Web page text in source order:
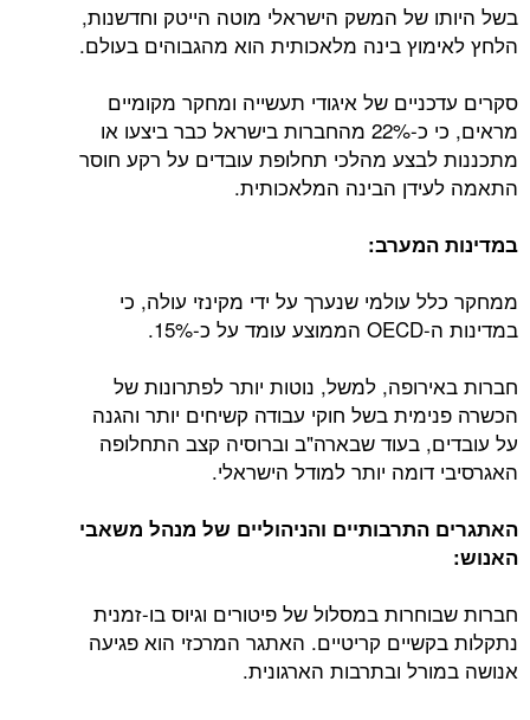
בשל היותו של המשק הישראלי מוטה הייטק וחדשנות,
הלחץ לאימוץ בינה מלאכותית הוא מהגבוהים בעולם.
סקרים עדכניים של איגודי תעשייה ומחקר מקומיים
מראים, כי כ-22% מהחברות בישראל כבר ביצעו או
מתכננות לבצע מהלכי תחלופת עובדים על רקע חוסר
התאמה לעידן הבינה המלאכותית.
במדינות המערב:
ממחקר כלל עולמי שנערך על ידי מקינזי עולה, כי
במדינות ה-OECD הממוצע עומד על כ-15%.
חברות באירופה, למשל, נוטות יותר לפתרונות של
הכשרה פנימית בשל חוקי עבודה קשיחים יותר והגנה
על עובדים, בעוד שבארה"ב וברוסיה קצב התחלופה
האגרסיבי דומה יותר למודל הישראלי.
האתגרים התרבותיים והניהוליים של מנהל משאבי
האנוש:
חברות שבוחרות במסלול של פיטורים וגיוס בו-זמנית
נתקלות בקשיים קריטיים. האתגר המרכזי הוא פגיעה
אנושה במורל ובתרבות הארגונית.